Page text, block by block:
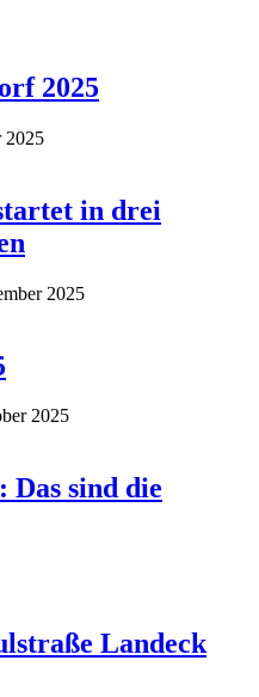
2025
2025
in drei
2025
2025
Das sind die
Landeck